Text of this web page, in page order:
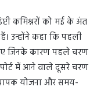
कमिश्नरों को मई के अंत
उन्होंने कहा कि पहली
जिनके कारण पहले चरण
में आने वाले दूसरे चरण
योजना और समय-